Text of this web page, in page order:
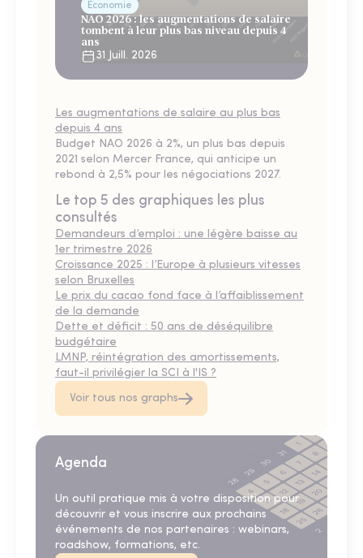
Économie
NAO 2026 : les augmentations de salaire
tombent à leur plus bas niveau depuis 4
ans
31 Juill. 2026
Les augmentations de salaire au plus bas
depuis 4 ans
Budget NAO 2026 à 2%, un plus bas depuis
2021 selon Mercer France, qui anticipe un
rebond à 2,5% pour les négociations 2027.
Le top 5 des graphiques les plus
consultés
Demandeurs d’emploi : une légère baisse au
1er trimestre 2026
Croissance 2025 : l’Europe à plusieurs vitesses
selon Bruxelles
Le prix du cacao fond face à l’affaiblissement
de la demande
Dette et déficit : 50 ans de déséquilibre
budgétaire
LMNP, réintégration des amortissements,
faut-il privilégier la SCI à l'IS ?
Voir tous nos graphs
Agenda
Un outil pratique mis à votre disposition pour
découvrir et vous inscrire aux prochains
événements de nos partenaires : webinars,
roadshow, formations, etc.